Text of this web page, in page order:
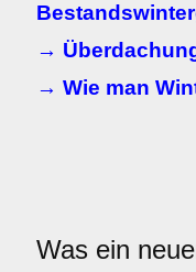
→
→ Wie man
Was ein